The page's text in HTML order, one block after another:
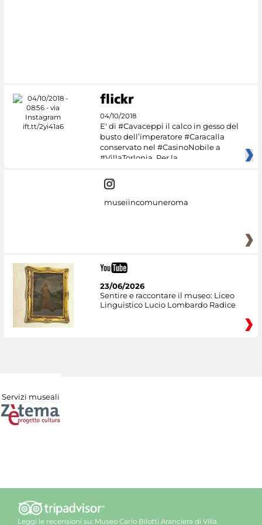
04/10/2018
E' di #Cavaceppi il calco in gesso del
busto dell’imperatore #Caracalla
conservato nel #CasinoNobile a
#VillaTorlonia. Per la
museiincomuneroma
23/06/2026
Sentire e raccontare il museo: Liceo
Linguistico Lucio Lombardo Radice
Servizi museali
Leggi le recensioni su: Museo Carlo Bilotti Aranciera di Villa